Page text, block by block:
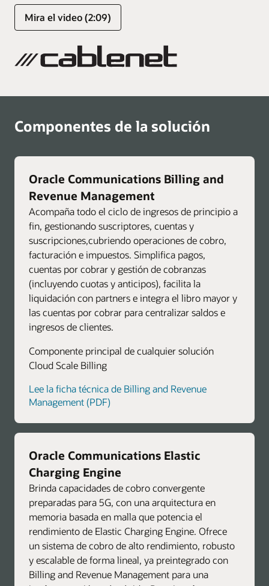
Mira el video (2:09)
Componentes de la solución
Oracle Communications Billing and
Revenue Management
Acompaña todo el ciclo de ingresos de principio a
fin, gestionando suscriptores, cuentas y
suscripciones,cubriendo operaciones de cobro,
facturación e impuestos. Simplifica pagos,
cuentas por cobrar y gestión de cobranzas
(incluyendo cuotas y anticipos), facilita la
liquidación con partners e integra el libro mayor y
las cuentas por cobrar para centralizar saldos e
ingresos de clientes.
Componente principal de cualquier solución
Cloud Scale Billing
Lee la ficha técnica de Billing and Revenue
Management (PDF)
Oracle Communications Elastic
Charging Engine
Brinda capacidades de cobro convergente
preparadas para 5G, con una arquitectura en
memoria basada en malla que potencia el
rendimiento de Elastic Charging Engine. Ofrece
un sistema de cobro de alto rendimiento, robusto
y escalable de forma lineal, ya preintegrado con
Billing and Revenue Management para una